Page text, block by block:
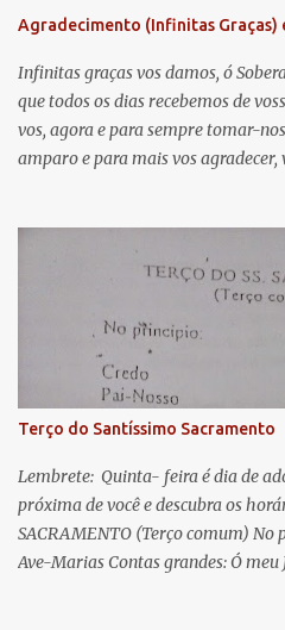
t
á
r
i
o
Agradecimento (Infinitas Graças)
Infinitas graças vos damos, ó
que todos os dias recebemos de
vos, agora e para sempre tomar-
amparo e para mais vos agradecer,
lágrimas. Eia, pois, Advogada
misericordiosos a nós volvei, e
Jesus. Bendito é o fruto do vosso
doce e sempre Virgem Maria.
Para que sejamos dignos das
Terço do Santíssimo Sacramento
Lembrete: Quinta- feira é dia de
próxima de você e descubra os
SACRAMENTO (Terço comum) No
Ave-Marias Contas grandes: Ó meu